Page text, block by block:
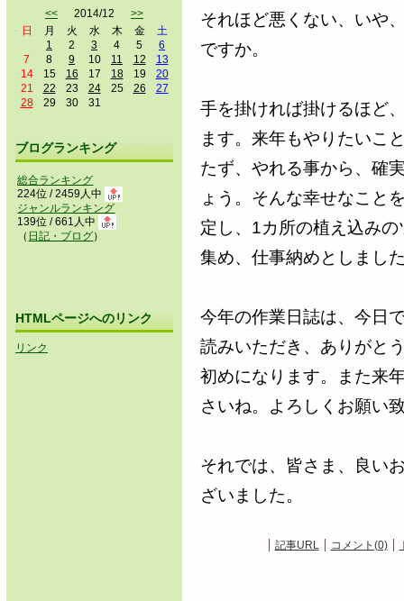
それほど悪くない、いや
ですか。
手を掛ければ掛けるほど
ます。来年もやりたいこ
たず、やれる事から、確
ょう。そんな幸せなこと
定し、1カ所の植え込み
集め、仕事納めとしまし
今年の作業日誌は、今日
読みいただき、ありがと
初めになります。また来
さいね。よろしくお願い
それでは、皆さま、良い
ざいました。
記事URL コメント(0)
<< 2014/12 >>
日
月 火 水 木 金
土
1
2 3 4 5
6
7
8 9 10 11 12
13
14
15 16 17 18 19
20
21
22 23 24 25 26
27
28
29 30 31
ブログランキング
総合ランキング
224位 / 2459人中
ジャンルランキング
139位 / 661人中
（ 日記・ブログ）
HTMLページへのリンク
リンク